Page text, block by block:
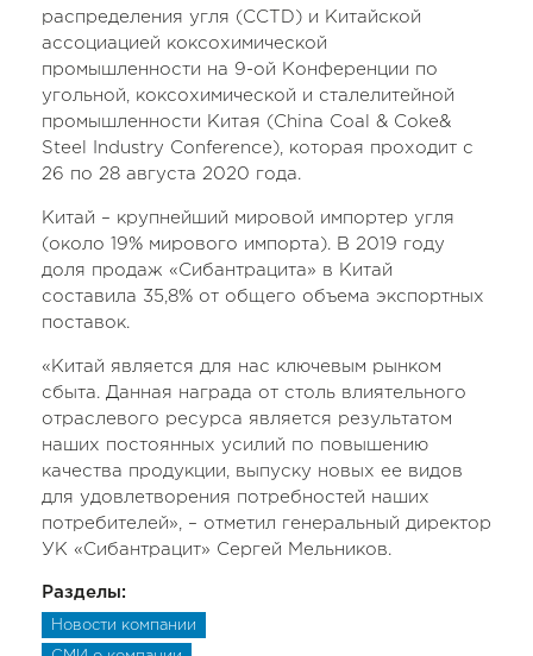
распределения угля (CCTD) и Китайской
ассоциацией коксохимической
промышленности на 9-ой Конференции по
угольной, коксохимической и сталелитейной
промышленности Китая (China Coal & Coke&
Steel Industry Conference), которая проходит с
26 по 28 августа 2020 года.
Китай – крупнейший мировой импортер угля
(около 19% мирового импорта). В 2019 году
доля продаж «Сибантрацита» в Китай
составила 35,8% от общего объема экспортных
поставок.
«Китай является для нас ключевым рынком
сбыта. Данная награда от столь влиятельного
отраслевого ресурса является результатом
наших постоянных усилий по повышению
качества продукции, выпуску новых ее видов
для удовлетворения потребностей наших
потребителей», – отметил генеральный директор
УК «Сибантрацит» Сергей Мельников.
Разделы:
Новости компании